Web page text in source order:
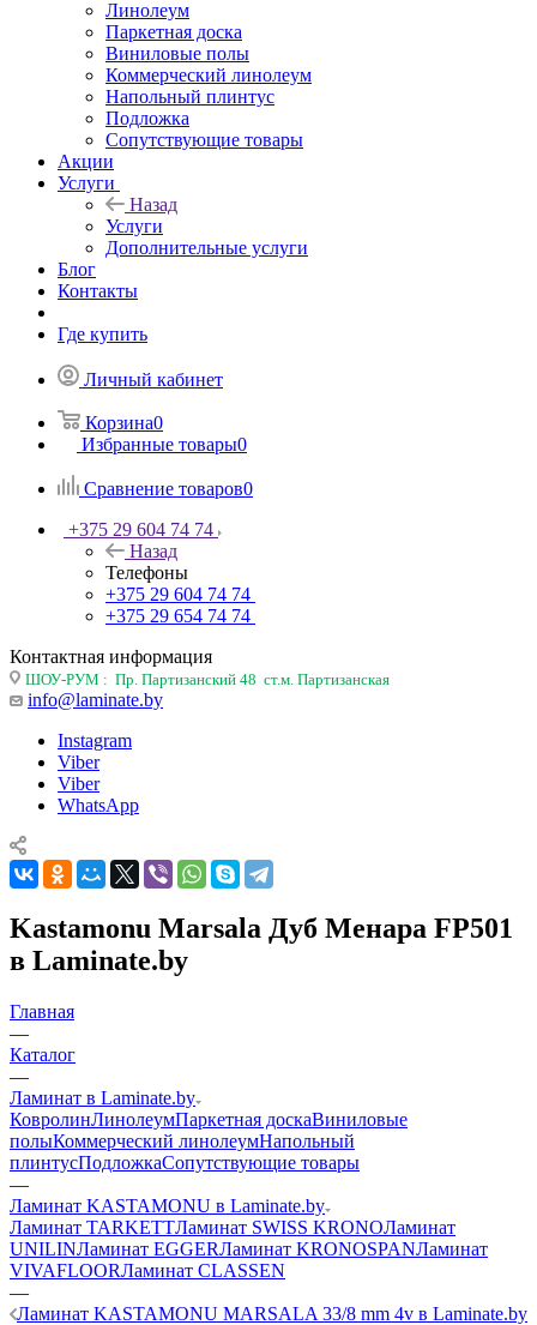
Линолеум
Паркетная доска
Виниловые полы
Коммерческий линолеум
Напольный плинтус
Подложка
Сопутствующие товары
Акции
Услуги
Назад
Услуги
Дополнительные услуги
Блог
Контакты
Где купить
Личный кабинет
Корзина0
Избранные товары0
Сравнение товаров0
+375 29 604 74 74
Назад
Телефоны
+375 29 604 74 74
+375 29 654 74 74
Контактная информация
ШОУ-РУМ : Пр. Партизанский 48 ст.м. Партизанская
info@laminate.by
Instagram
Viber
Viber
WhatsApp
Kastamonu Marsala Дуб Менара FP501
в Laminate.by
Главная
—
Каталог
—
Ламинат в Laminate.by
КовролинЛинолеумПаркетная доскаВиниловые
полыКоммерческий линолеумНапольный
плинтусПодложкаСопутствующие товары
—
Ламинат KASTAMONU в Laminate.by
Ламинат TARKETTЛаминат SWISS KRONOЛаминат
UNILINЛаминат EGGERЛаминат KRONOSPANЛаминат
VIVAFLOORЛаминат CLASSEN
—
Ламинат KASTAMONU MARSALA 33/8 mm 4v в Laminate.by